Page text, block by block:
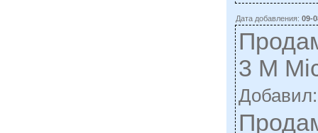
Дата добавления:09-
3 M